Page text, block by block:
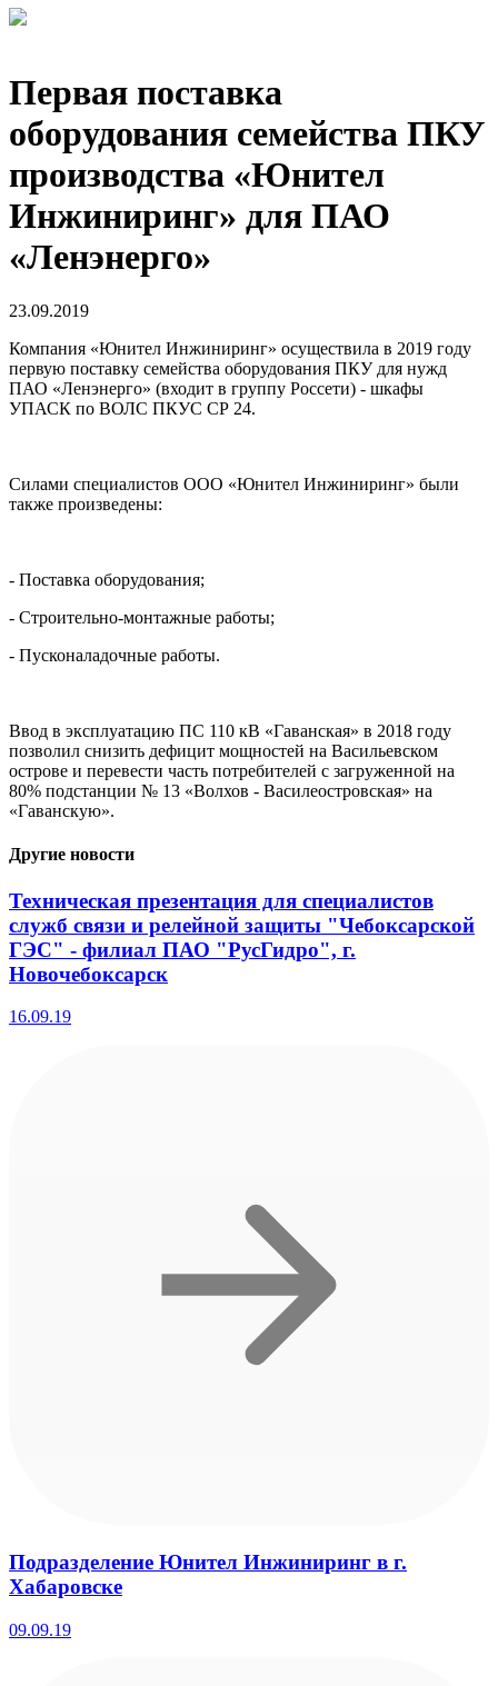
Первая поставка
оборудования семейства ПКУ
производства «Юнител
Инжиниринг» для ПАО
«Ленэнерго»
23.09.2019
Компания «Юнител Инжиниринг» осуществила в 2019 году
первую поставку семейства оборудования ПКУ для нужд
ПАО «Ленэнерго» (входит в группу Россети) - шкафы
УПАСК по ВОЛС ПКУС СР 24.
Силами специалистов ООО «Юнител Инжиниринг» были
также произведены:
- Поставка оборудования;
- Строительно-монтажные работы;
- Пусконаладочные работы.
Ввод в эксплуатацию ПС 110 кВ «Гаванская» в 2018 году
позволил снизить дефицит мощностей на Васильевском
острове и перевести часть потребителей с загруженной на
80% подстанции № 13 «Волхов - Василеостровская» на
«Гаванскую».
Другие новости
Техническая презентация для специалистов
служб связи и релейной защиты "Чебоксарской
ГЭС" - филиал ПАО "РусГидро", г.
Новочебоксарск
16.09.19
Подразделение Юнител Инжиниринг в г.
Хабаровске
09.09.19